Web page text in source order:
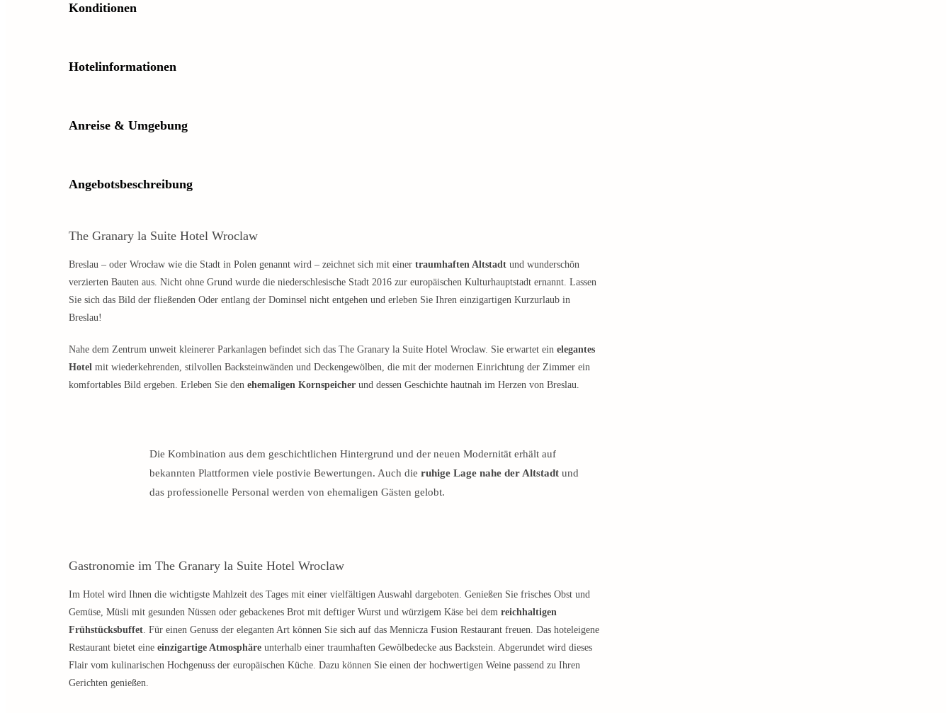
Konditionen
Hotelinformationen
Anreise & Umgebung
Angebotsbeschreibung
The Granary la Suite Hotel Wroclaw
Breslau – oder Wrocław wie die Stadt in Polen genannt wird – zeichnet sich mit einer traumhaften Altstadt und wunderschön
verzierten Bauten aus. Nicht ohne Grund wurde die niederschlesische Stadt 2016 zur europäischen Kulturhauptstadt ernannt. Lassen
Sie sich das Bild der fließenden Oder entlang der Dominsel nicht entgehen und erleben Sie Ihren einzigartigen Kurzurlaub in
Breslau!
Nahe dem Zentrum unweit kleinerer Parkanlagen befindet sich das The Granary la Suite Hotel Wroclaw. Sie erwartet ein elegantes
Hotel mit wiederkehrenden, stilvollen Backsteinwänden und Deckengewölben, die mit der modernen Einrichtung der Zimmer ein
komfortables Bild ergeben. Erleben Sie den ehemaligen Kornspeicher und dessen Geschichte hautnah im Herzen von Breslau.
Die Kombination aus dem geschichtlichen Hintergrund und der neuen Modernität erhält auf
bekannten Plattformen viele postivie Bewertungen. Auch die ruhige Lage nahe der Altstadt und
das professionelle Personal werden von ehemaligen Gästen gelobt.
Gastronomie im The Granary la Suite Hotel Wroclaw
Im Hotel wird Ihnen die wichtigste Mahlzeit des Tages mit einer vielfältigen Auswahl dargeboten. Genießen Sie frisches Obst und
Gemüse, Müsli mit gesunden Nüssen oder gebackenes Brot mit deftiger Wurst und würzigem Käse bei dem reichhaltigen
Frühstücksbuffet. Für einen Genuss der eleganten Art können Sie sich auf das Mennicza Fusion Restaurant freuen. Das hoteleigene
Restaurant bietet eine einzigartige Atmosphäre unterhalb einer traumhaften Gewölbedecke aus Backstein. Abgerundet wird dieses
Flair vom kulinarischen Hochgenuss der europäischen Küche. Dazu können Sie einen der hochwertigen Weine passend zu Ihren
Gerichten genießen.